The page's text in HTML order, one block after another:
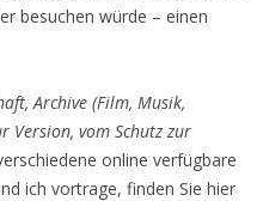
besuchen würde – einen
Archive (Film, Musik,
Version, vom Schutz zur
online verfügbare
ich vortrage, finden Sie hier